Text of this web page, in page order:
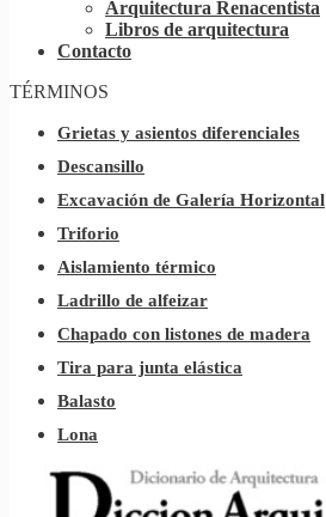
Arquitectura Renacentista
Libros de arquitectura
Contacto
TÉRMINOS
Grietas y asientos diferenciales
Descansillo
Excavación de Galería Horizontal
Triforio
Aislamiento térmico
Ladrillo de alfeizar
Chapado con listones de madera
Tira para junta elástica
Balasto
Lona